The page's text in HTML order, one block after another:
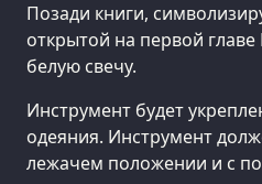
Позади книги,
открытой на первой
белую свечу.
Инструмент будет
одеяния. Инструмент
лежачем положении и с